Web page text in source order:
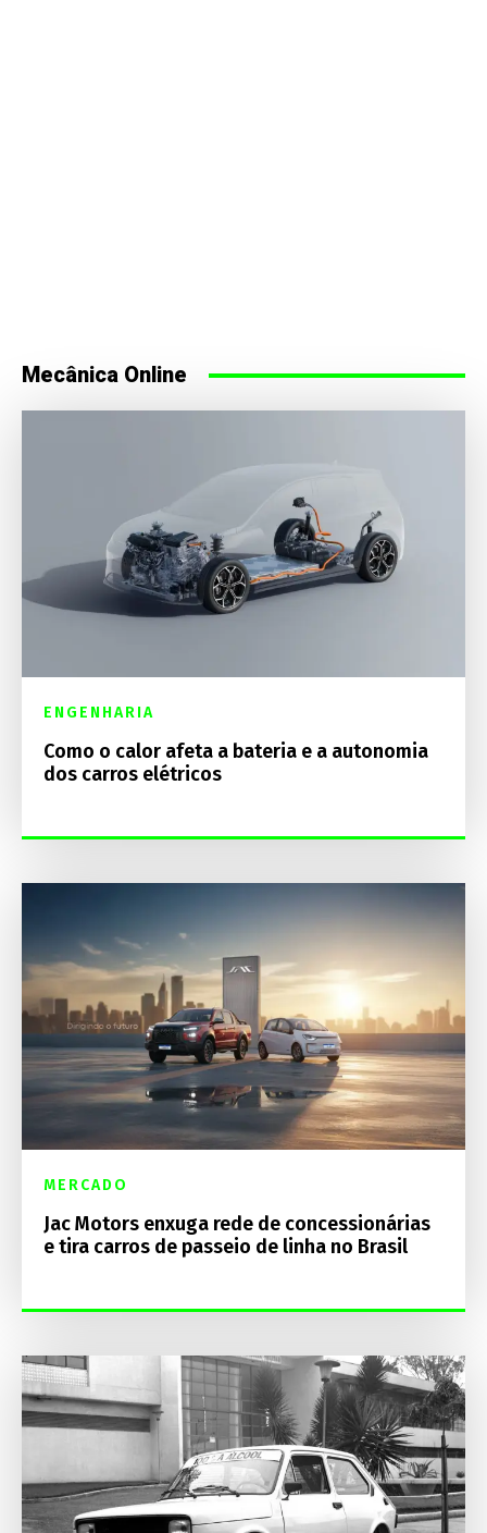
Mecânica Online
ENGENHARIA
Como o calor afeta a bateria e a autonomia
dos carros elétricos
MERCADO
Jac Motors enxuga rede de concessionárias
e tira carros de passeio de linha no Brasil